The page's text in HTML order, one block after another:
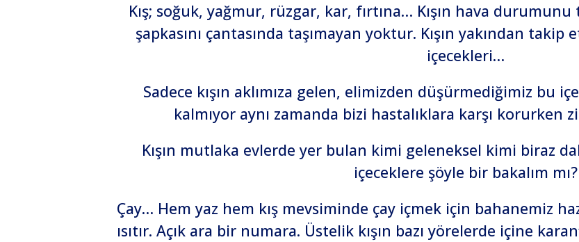
Kış; soğuk, yağmur, rüzgar, kar, fırtına… Kışın hava
şapkasını çantasında taşımayan yoktur. Kışın yakından
içecekleri…
Sadece kışın aklımıza gelen, elimizden düşürmediğimiz bu
kalmıyor aynı zamanda bizi hastalıklara karşı korurken
Kışın mutlaka evlerde yer bulan kimi geleneksel kimi biraz
içeceklere şöyle bir bakalım mı?
Çay… Hem yaz hem kış mevsiminde çay içmek için bahanemiz
ısıtır. Açık ara bir numara. Üstelik kışın bazı yörelerde içine